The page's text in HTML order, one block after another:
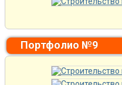
Портфолио №9